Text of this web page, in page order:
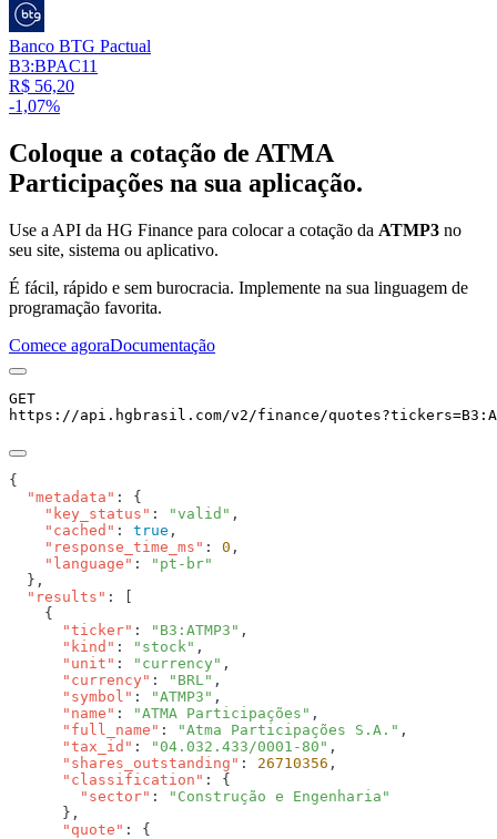
Banco BTG Pactual
B3:BPAC11
R$ 56,20
-1,07%
Coloque a cotação de ATMA
Participações na sua aplicação.
Use a API da HG Finance para colocar a cotação da ATMP3 no
seu site, sistema ou aplicativo.
É fácil, rápido e sem burocracia. Implemente na sua linguagem de
programação favorita.
Comece agoraDocumentação
GET
https://api.hgbrasil.com/v2/finance/quotes?tickers=
  "metadata"
    "key_status"
: "valid"
    "cached"
: true
    "response_time_ms"
: 0
    "language"
:
  "results"
      "ticker"
: "B3:ATMP3"
      "kind"
: "stock"
      "unit"
: "currency"
      "currency"
: "BRL"
      "symbol"
: "ATMP3"
      "name"
: "ATMA Participações"
      "full_name"
: "Atma Participações S.A."
      "tax_id"
: "04.032.433/0001-80"
      "shares_outstanding"
: 26710356
      "classification"
        "sector"
:
      "quote"